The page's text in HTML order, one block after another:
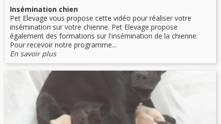
Insémination chien
Pet Elevage vous propose cette vidéo pour réaliser votre
insémination sur votre chienne. Pet Elevage propose
également des formations sur l'insémination de la chienne.
Pour recevoir notre programme...
En savoir plus